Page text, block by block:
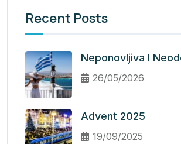
Recent Posts
Neponovljiva I
26/05/2026
Advent 2025
19/09/2025